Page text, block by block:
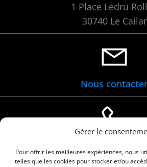
Gérer le
Pour offrir les meilleures expériences, nous
telles que les cookies pour stocker et/ou
1 Place Ledru
30740 Le Cailar
Nous
04 66 88 01 05